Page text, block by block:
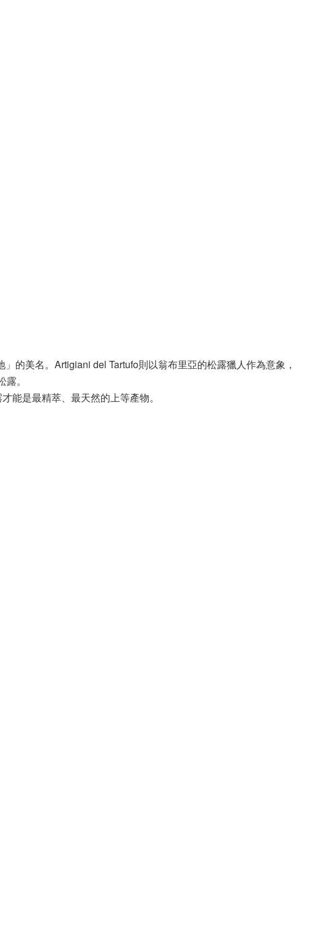
的美名。Artigiani del Tartufo則以翁布里亞的松露獵人作為意象，
。
能是最精萃、最天然的上等產物。